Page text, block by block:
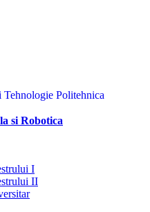
Politehnica
si Robotica
I
II